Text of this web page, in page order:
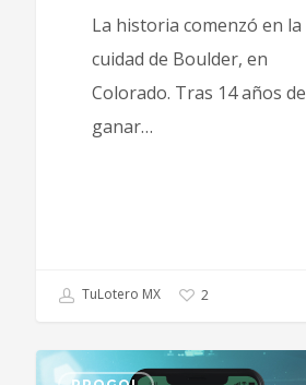
La historia comenzó en la
cuidad de Boulder, en
Colorado. Tras 14 años de
ganar…
TuLotero MX 2